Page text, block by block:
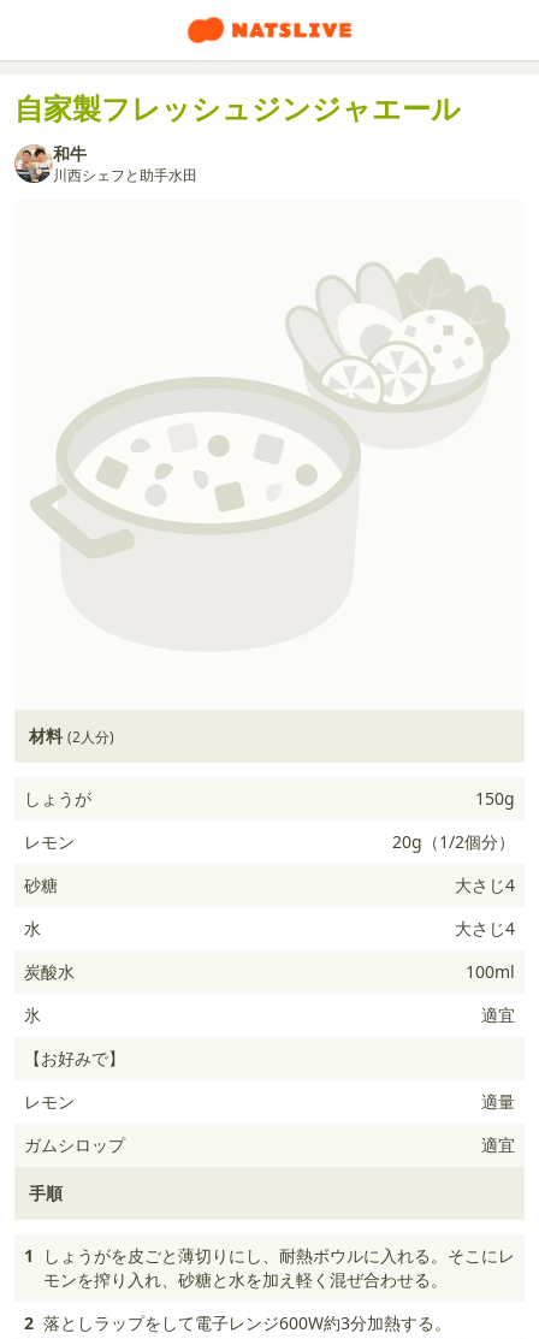
自家製フレッシュジンジャエール
和牛
川西シェフと助手水田
材料 (2人分)
しょうが
150g
レモン
20g（1/2個分）
砂糖
大さじ4
水
大さじ4
炭酸水
100ml
氷
適宜
【お好みで】
レモン
適量
ガムシロップ
適宜
手順
1
しょうがを皮ごと薄切りにし、耐熱ボウルに入れる。そこにレ
モンを搾り入れ、砂糖と水を加え軽く混ぜ合わせる。
2 落としラップをして電子レンジ600W約3分加熱する。